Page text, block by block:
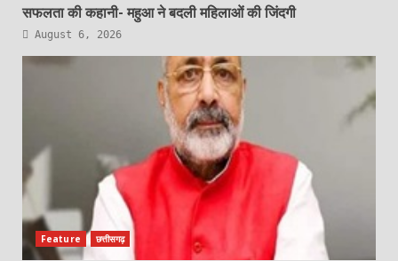
सफलता की कहानी- महुआ ने बदली महिलाओं की जिंदगी
August 6, 2026
Feature छत्तीसगढ़